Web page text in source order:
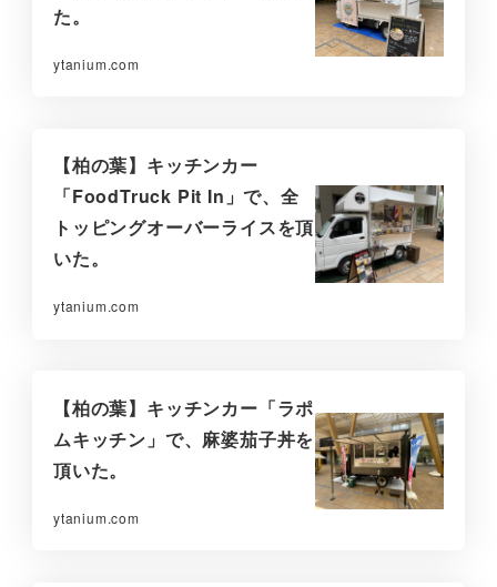
た。
ytanium.com
【柏の葉】キッチンカー
「FoodTruck Pit In」で、全
トッピングオーバーライスを頂
いた。
ytanium.com
【柏の葉】キッチンカー「ラポ
ムキッチン」で、麻婆茄子丼を
頂いた。
ytanium.com